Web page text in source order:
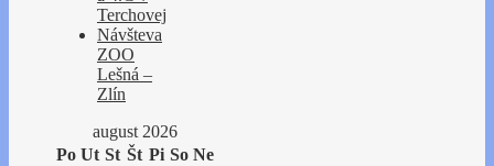
Terchovej
Návšteva
ZOO
Lešná –
Zlín
august 2026
Po Ut St Št Pi So Ne